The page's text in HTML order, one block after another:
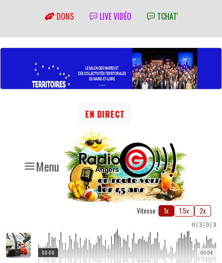
DONS LIVE VIDÉO TCHAT'
Menu
EN DIRECT
Vitesse : 1x 1.5x 2x
0 3 0 3
00:04
00:00